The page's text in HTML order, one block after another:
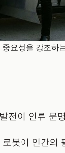
요성을 강조하
전이 인류 문
봇이 인간